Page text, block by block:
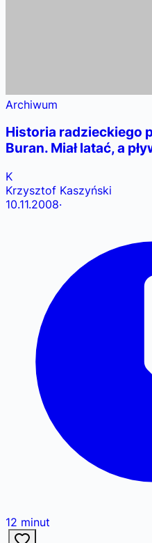
Archiwum
Historia radzieckiego
Buran. Miał latać, a
K
Krzysztof Kaszyński
10.11.2008·
12 minut